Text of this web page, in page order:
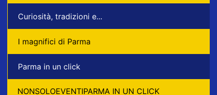
Curiosità, tradizioni e...
I magnifici di Parma
Parma in un click
NONSOLOEVENTIPARMA IN UN CLICK